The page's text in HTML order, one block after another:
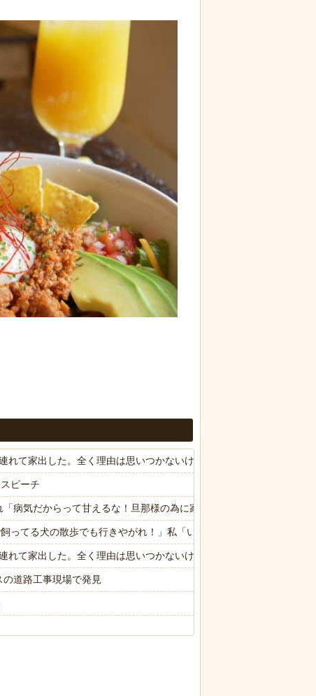
by livedoor 相互RSS
れて家出した。全く理由は思いつかないけど強いてあげるとすれば
ピーチ
病気だからって甘えるな！旦那様の為に家事をしろ！」夫が無職
ってる犬の散歩でも行きやがれ！」私「いいんですか！」→ すると
れて家出した。全く理由は思いつかないけど強いてあげるとすれば
道路工事現場で発見
中の日本人の姿に世界が衝撃